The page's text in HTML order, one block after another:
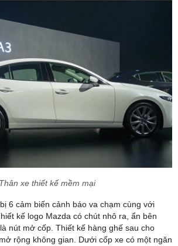
Thân xe thiết kế mềm mại
6 cảm biến cảnh báo va chạm cùng với
kế logo Mazda có chút nhô ra, ẩn bên
nút mở cốp. Thiết kế hàng ghế sau cho
rộng không gian. Dưới cốp xe có một ngăn